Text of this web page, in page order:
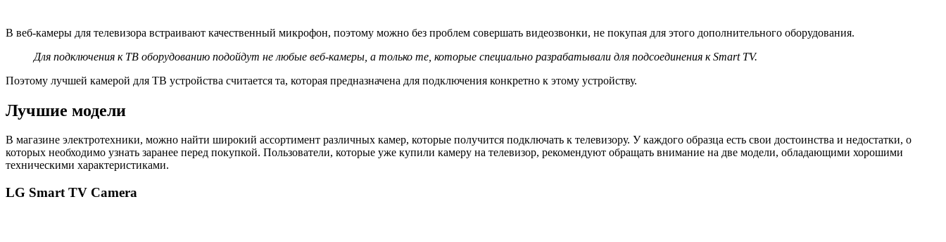
В веб-камеры для телевизора встраивают качественный микрофон, поэтому можно без проблем совершать видеозвонки, не покупая для этого дополнительного оборудования.
Для подключения к ТВ оборудованию подойдут не любые веб-камеры, а только те, которые специально разрабатывали для подсоединения к Smart TV.
Поэтому лучшей камерой для ТВ устройства считается та, которая предназначена для подключения конкретно к этому устройству.
Лучшие модели
В магазине электротехники, можно найти широкий ассортимент различных камер, которые получится подключать к телевизору. У каждого образца есть свои достоинства и недостатки, о
которых необходимо узнать заранее перед покупкой. Пользователи, которые уже купили камеру на телевизор, рекомендуют обращать внимание на две модели, обладающими хорошими
техническими характеристиками.
LG Smart TV Camera